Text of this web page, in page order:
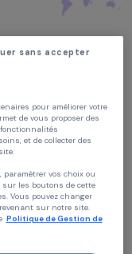
femmes
partenaires pour améliorer
permet de vous proposer
de fonctionnalités
besoins, et de collecter des
site.
sans accepter